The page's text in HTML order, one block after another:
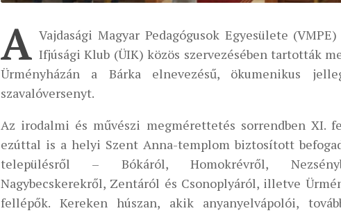
A Vajdasági Magyar Pedagógusok Egyesülete
Ifjúsági Klub (ÜIK) közös szervezésében tartották
Ürményházán a Bárka elnevezésű, ökumenikus
szavalóversenyt.
Az irodalmi és művészi megmérettetés sorrendben XI.
ezúttal is a helyi Szent Anna-templom biztosított
településről – Bókáról, Homokrévről,
Nagybecskerekről, Zentáról és Csonoplyáról, illetve
fellépők. Kereken húszan, akik anyanyelvápolói,